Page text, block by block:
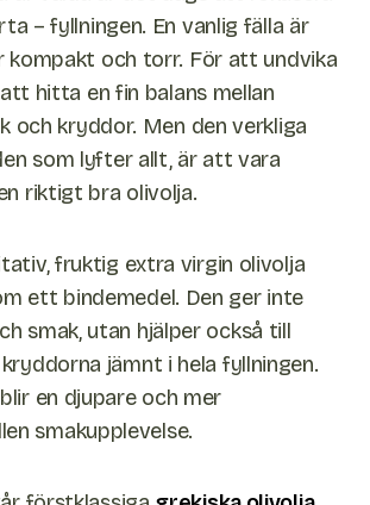
– fyllningen. En vanlig fälla är
kompakt och torr. För att undvika
hitta en fin balans mellan
och kryddor. Men den verkliga
som lyfter allt, är att vara
riktigt bra olivolja.
fruktig extra virgin olivolja
ett bindemedel. Den ger inte
smak, utan hjälper också till
jämnt i hela fyllningen.
en djupare och mer
smakupplevelse.